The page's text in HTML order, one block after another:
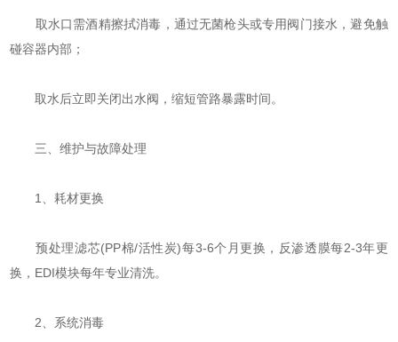
取水口需酒精擦拭消毒，通过无菌枪头或专用阀门接水，避免触
碰容器内部；
取水后立即关闭出水阀，缩短管路暴露时间。
三、维护与故障处理
‌1、耗材更换‌
预处理滤芯(PP棉/活性炭)每3-6个月更换，反渗透膜每2-3年更
换，EDI模块每年专业清洗。
‌2、系统消毒‌